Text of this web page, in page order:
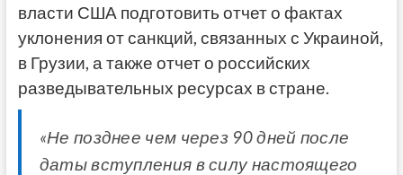
власти США подготовить отчет о фактах
уклонения от санкций, связанных с Украиной,
в Грузии, а также отчет о российских
разведывательных ресурсах в стране.
«Не позднее чем через 90 дней после
даты вступления в силу настоящего